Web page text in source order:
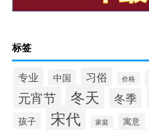
标签
专业 中国 习俗 价格
元宵节 冬天 冬季
孩子 宋代 家庭 寓意